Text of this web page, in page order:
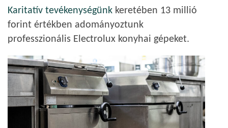
Karitatív tevékenységünk keretében 13 millió
forint értékben adományoztunk
professzionális Electrolux konyhai gépeket.